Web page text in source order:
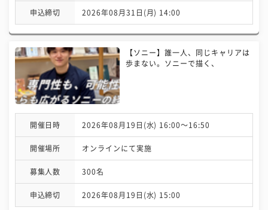
申込締切 2026年08月31日(月) 14:00
【ソニー】誰一人、同じキャリアは
歩まない。ソニーで描く、
開催日時 2026年08月19日(水) 16:00〜16:50
開催場所 オンラインにて実施
募集人数 300名
申込締切 2026年08月19日(水) 15:00